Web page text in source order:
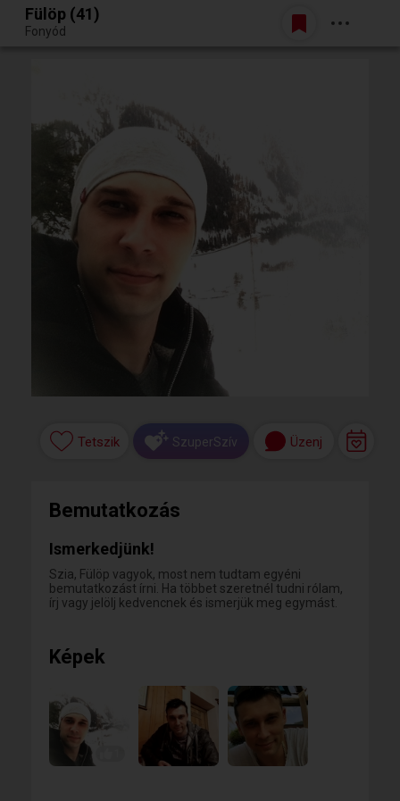
Egy jó randiból bármi lehet.
Belépés
Fülöp (41)
Fonyód
Tetszik SzuperSzív Üzenj
Bemutatkozás
Ismerkedjünk!
Szia, Fülöp vagyok, most nem tudtam egyéni
bemutatkozást írni. Ha többet szeretnél tudni rólam,
írj vagy jelölj kedvencnek és ismerjük meg egymást.
Képek